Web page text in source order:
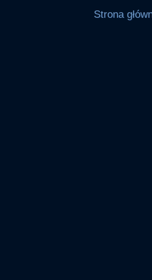
Strona